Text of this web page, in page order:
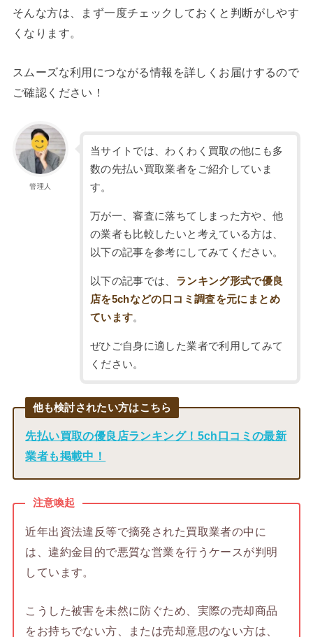
そんな方は、まず一度チェックしておくと判断がしやす
くなります。
スムーズな利用につながる情報を詳しくお届けするので
ご確認ください！
管理人
当サイトでは、わくわく買取の他にも多
数の先払い買取業者をご紹介していま
す。
万が一、審査に落ちてしまった方や、他
の業者も比較したいと考えている方は、
以下の記事を参考にしてみてください。
以下の記事では、 ランキング形式で優良
店を5chなどの口コミ調査を元にまとめ
ています。
ぜひご自身に適した業者で利用してみて
ください。
他も検討されたい方はこちら
先払い買取の優良店ランキング！5ch口コミの最新
業者も掲載中！
注意喚起
近年出資法違反等で摘発された買取業者の中に
は、違約金目的で悪質な営業を行うケースが判明
しています。
こうした被害を未然に防ぐため、実際の売却商品
をお持ちでない方、または売却意思のない方は、